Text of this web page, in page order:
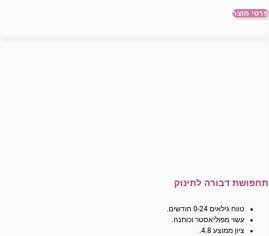
פרטי מוצר
תחפושת דבורה לתינוק
טווח גילאים 0-24 חודשים.
עשוי מפוליאסטר וכותנה.
ציון ממוצע 4.8.